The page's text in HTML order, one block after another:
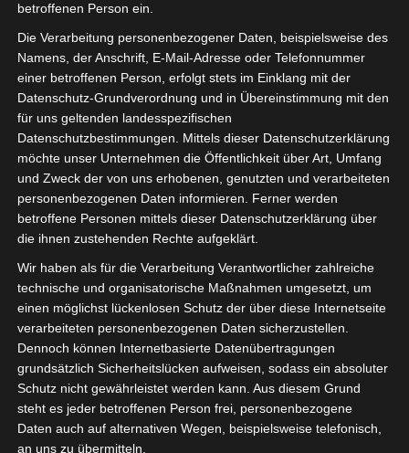
Unsere Schulserver Cloud
als Alternative
✓ Kinder- und Jugendschutzfilter –
auch für HTTPS-Seiten
betroffenen Person ein.
Die Verarbeitung personenbezogener Daten, beispielsweise des
Namens, der Anschrift, E-Mail-Adresse oder Telefonnummer
einer betroffenen Person, erfolgt stets im Einklang mit der
Datenschutz-Grundverordnung und in Übereinstimmung mit den
für uns geltenden landesspezifischen
Datenschutzbestimmungen. Mittels dieser Datenschutzerklärung
möchte unser Unternehmen die Öffentlichkeit über Art, Umfang
und Zweck der von uns erhobenen, genutzten und verarbeiteten
personenbezogenen Daten informieren. Ferner werden
betroffene Personen mittels dieser Datenschutzerklärung über
die ihnen zustehenden Rechte aufgeklärt.
Wir haben als für die Verarbeitung Verantwortlicher zahlreiche
technische und organisatorische Maßnahmen umgesetzt, um
einen möglichst lückenlosen Schutz der über diese Internetseite
verarbeiteten personenbezogenen Daten sicherzustellen.
Dennoch können Internetbasierte Datenübertragungen
grundsätzlich Sicherheitslücken aufweisen, sodass ein absoluter
Schutz nicht gewährleistet werden kann. Aus diesem Grund
steht es jeder betroffenen Person frei, personenbezogene
Daten auch auf alternativen Wegen, beispielsweise telefonisch,
an uns zu übermitteln.